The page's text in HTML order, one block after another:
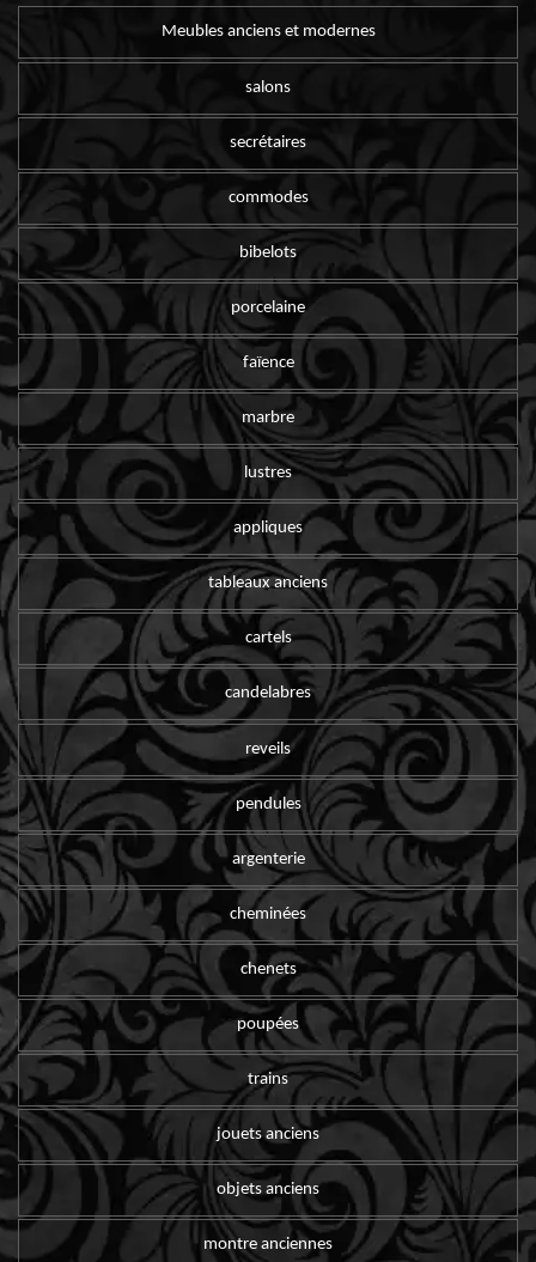
Meubles anciens et modernes
salons
secrétaires
commodes
bibelots
porcelaine
faïence
marbre
lustres
appliques
tableaux anciens
cartels
candelabres
reveils
pendules
argenterie
cheminées
chenets
poupées
trains
jouets anciens
objets anciens
montre anciennes